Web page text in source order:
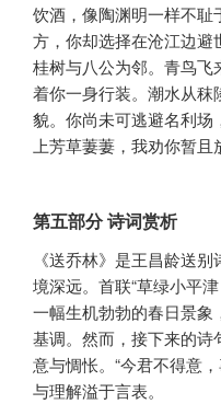
饮酒，像陶渊明一样不
方，你却选择在沧江边避
桂树与八公为邻。青鸟
着你一身行装。潮水从
貌。你尚未可逃避名利场
上芳草萋萋，我劝你暂且
第五部分 诗词赏析
《送乔林》是王昌龄送
境深远。首联“草绿小平
一幅生机勃勃的春日景象
基调。然而，接下来的诗
意与惆怅。“今君不得意
与理解溢于言表。